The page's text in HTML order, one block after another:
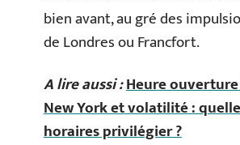
bien avant, au gré des
de Londres ou Francfort.
A lire aussi :Heure
New York et volatilité :
horaires privilégier ?